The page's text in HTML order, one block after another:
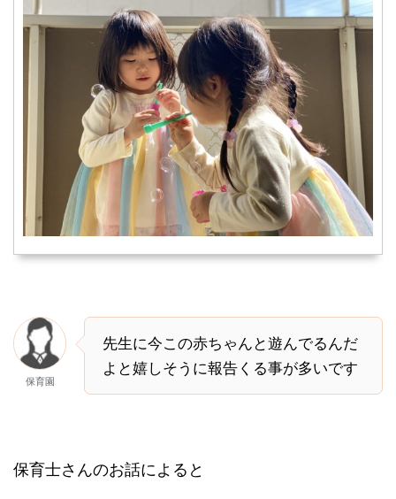
保育園
先生に今この赤ちゃんと遊んでるんだ
よと嬉しそうに報告くる事が多いです
保育士さんのお話によると